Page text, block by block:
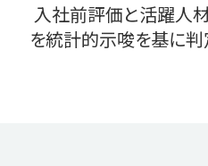
入社前評価と活躍人
を統計的示唆を基に